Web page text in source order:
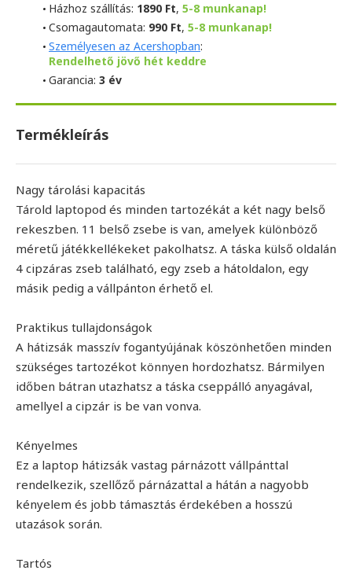
Házhoz szállítás: 1890 Ft, 5-8 munkanap!
Csomagautomata: 990 Ft, 5-8 munkanap!
Személyesen az Acershopban:
Rendelhető jövő hét keddre
Garancia: 3 év
Termékleírás
Nagy tárolási kapacitás
Tárold laptopod és minden tartozékát a két nagy belső
rekeszben. 11 belső zsebe is van, amelyek különböző
méretű játékkellékeket pakolhatsz. A táska külső oldalán
4 cipzáras zseb található, egy zseb a hátoldalon, egy
másik pedig a vállpánton érhető el.
Praktikus tullajdonságok
A hátizsák masszív fogantyújának köszönhetően minden
szükséges tartozékot könnyen hordozhatsz. Bármilyen
időben bátran utazhatsz a táska cseppálló anyagával,
amellyel a cipzár is be van vonva.
Kényelmes
Ez a laptop hátizsák vastag párnázott vállpánttal
rendelkezik, szellőző párnázattal a hátán a nagyobb
kényelem és jobb támasztás érdekében a hosszú
utazások során.
Tartós